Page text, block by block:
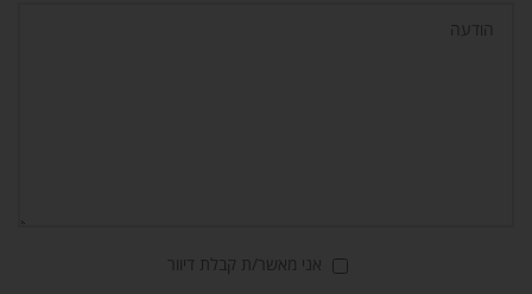
אני מאשר/ת קבלת דיוור